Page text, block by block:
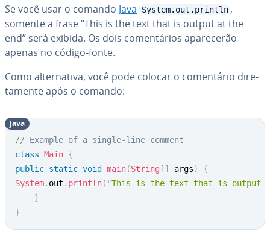
Se você usar o comando Java System.out.println ,
somente a frase “This is the text that is output at the
end” será exibida. Os dois co­men­tá­rios apa­re­ce­rão
apenas no código-fonte.
Como al­ter­na­tiva, você pode colocar o co­men­tá­rio di­re­
ta­mente após o comando:
// Example of a single-line comment
class Main {
public static void main(String [ ] args)
{
System. out . println( "This is the text that is output
}
}
java